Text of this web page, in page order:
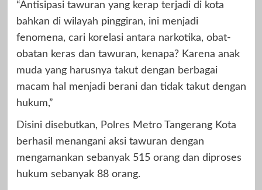
“Antisipasi tawuran yang kerap terjadi di kota
bahkan di wilayah pinggiran, ini menjadi
fenomena, cari korelasi antara narkotika, obat-
obatan keras dan tawuran, kenapa? Karena anak
muda yang harusnya takut dengan berbagai
macam hal menjadi berani dan tidak takut dengan
hukum,”
Disini disebutkan, Polres Metro Tangerang Kota
berhasil menangani aksi tawuran dengan
mengamankan sebanyak 515 orang dan diproses
hukum sebanyak 88 orang.